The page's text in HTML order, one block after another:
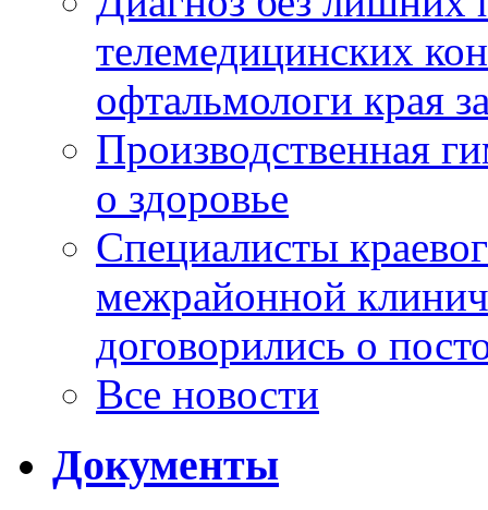
телемедицинских
офтальмологи края
Производственная
о здоровье
Специалисты
межрайонной
договорились о
Все новости
Документы